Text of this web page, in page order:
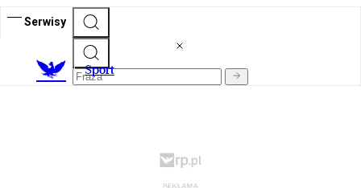
Serwisy
Sport